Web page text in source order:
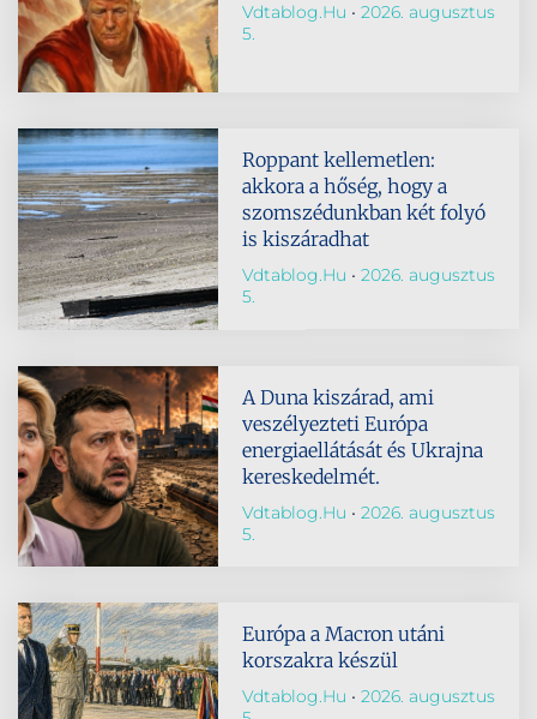
Vdtablog.hu
2026. augusztus
5.
Roppant kellemetlen:
akkora a hőség, hogy a
szomszédunkban két folyó
is kiszáradhat
Vdtablog.hu
2026. augusztus
5.
A Duna kiszárad, ami
veszélyezteti Európa
energiaellátását és Ukrajna
kereskedelmét.
Vdtablog.hu
2026. augusztus
5.
Európa a Macron utáni
korszakra készül
Vdtablog.hu
2026. augusztus